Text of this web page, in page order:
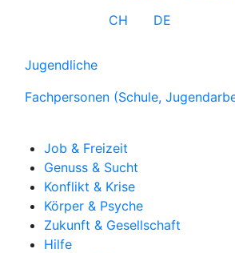
CH
DE
Jugendliche
Fachpersonen (Schule,
Job & Freizeit
Genuss & Sucht
Konflikt & Krise
Körper & Psyche
Zukunft & Gesellschaft
Hilfe